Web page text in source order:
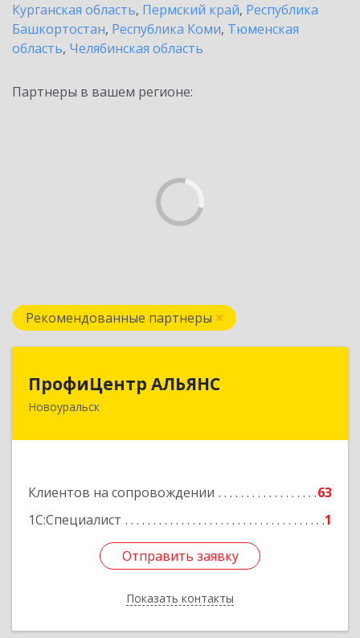
Курганская область, Пермский край, Республика
Башкортостан, Республика Коми, Тюменская
область, Челябинская область
Партнеры в вашем регионе:
Рекомендованные партнеры
ПрофиЦентр АЛЬЯНС
Новоуральск
Клиентов на сопровождении
63
1С:Специалист
1
Отправить заявку
Показать контакты
624133, Свердловская обл, Новоуральск г, Льва
Отправить заявку
Назад